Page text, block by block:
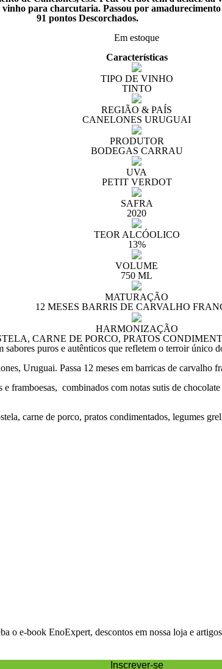
para charcutaria. Passou por
Em estoque
Características
TIPO DE VINHO
TINTO
REGIÃO & PAÍS
CANELONES URUGUAI
PRODUTOR
BODEGAS CARRAU
UVA
PETIT VERDOT
SAFRA
2020
TEOR ALCÓOLICO
13%
VOLUME
750 ML
MATURAÇÃO
12 MESES BARRIS DE CARVALHO
HARMONIZAÇÃO
CARNE DE PORCO, PRATOS
puros e autênticos que refletem o terroir único
Uruguai. Passa 12 meses em barricas de carvalho
framboesas, combinados com notas sutis de
carne de porco, pratos condimentados, legumes
o e-book EnoExpert, descontos em nossa loja e